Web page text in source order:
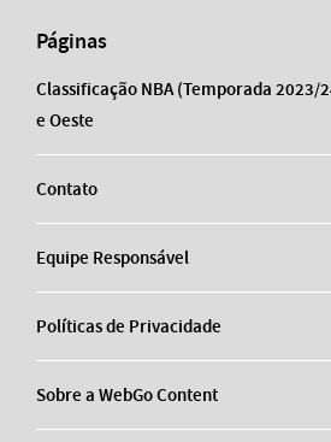
Páginas
Classificação NBA (Temporada 2023/
e Oeste
Contato
Equipe Responsável
Políticas de Privacidade
Sobre a WebGo Content